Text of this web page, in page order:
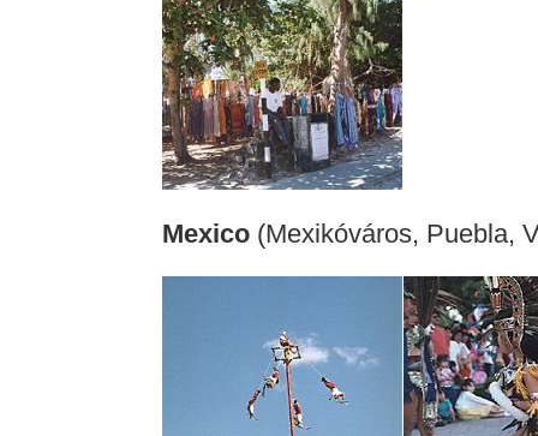
Mexico(Mexikóváros, Puebla,